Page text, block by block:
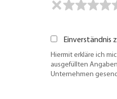
Einverständnis
Hiermit erkläre ich
ausgefüllten
Unternehmen